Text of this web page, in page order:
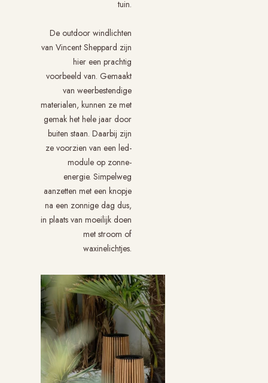
tuin.
De outdoor windlichten
van Vincent Sheppard zijn
hier een prachtig
voorbeeld van. Gemaakt
van weerbestendige
materialen, kunnen ze met
gemak het hele jaar door
buiten staan. Daarbij zijn
ze voorzien van een led-
module op zonne-
energie. Simpelweg
aanzetten met een knopje
na een zonnige dag dus,
in plaats van moeilijk doen
met stroom of
waxinelichtjes.